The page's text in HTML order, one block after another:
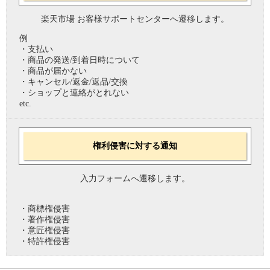
楽天市場 お客様サポートセンターへ遷移します。
例
・支払い
・商品の発送/到着日時について
・商品が届かない
・キャンセル/返金/返品/交換
・ショップと連絡がとれない
etc.
権利侵害に対する通知
入力フォームへ遷移します。
・商標権侵害
・著作権侵害
・意匠権侵害
・特許権侵害